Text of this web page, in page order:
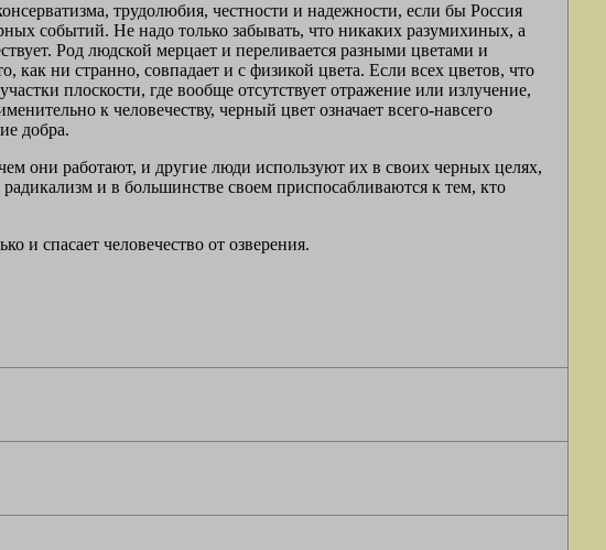
трудолюбия, честности и надежности, если бы Россия
событий. Не надо только забывать, что никаких разумихиных, а
Род людской мерцает и переливается разными цветами и
как ни странно, совпадает и с физикой цвета. Если всех цветов, что
плоскости, где вообще отсутствует отражение или излучение,
к человечеству, черный цвет означает всего-навсего
добра.
они работают, и другие люди используют их в своих черных целях,
и в большинстве своем приспосабливаются к тем, кто
и спасает человечество от озверения.